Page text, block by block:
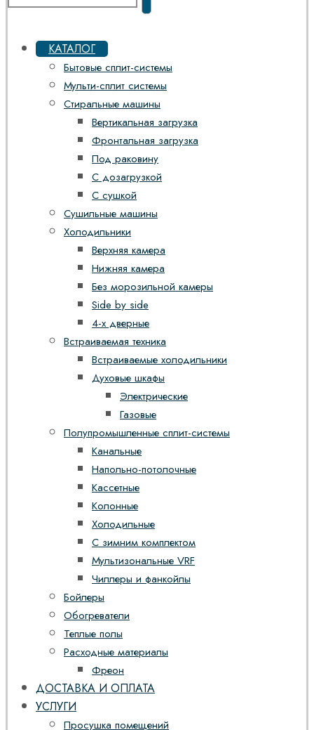
КАТАЛОГ
Бытовые сплит-системы
Мульти-сплит системы
Стиральные машины
Вертикальная загрузка
Фронтальная загрузка
Под раковину
С дозагрузкой
С сушкой
Сушильные машины
Холодильники
Верхняя камера
Нижняя камера
Без морозильной камеры
Side by side
4-х дверные
Встраиваемая техника
Встраиваемые холодильники
Духовые шкафы
Электрические
Газовые
Полупромышленные сплит-системы
Канальные
Напольно-потолочные
Кассетные
Колонные
Холодильные
С зимним комплектом
Мультизональные VRF
Чиллеры и фанкойлы
Бойлеры
Обогреватели
Теплые полы
Расходные материалы
Фреон
ДОСТАВКА И ОПЛАТА
УСЛУГИ
Просушка помещений